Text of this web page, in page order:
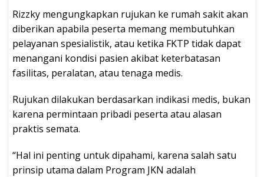
Rizzky mengungkapkan rujukan ke rumah sakit akan
diberikan apabila peserta memang membutuhkan
pelayanan spesialistik, atau ketika FKTP tidak dapat
menangani kondisi pasien akibat keterbatasan
fasilitas, peralatan, atau tenaga medis.
Rujukan dilakukan berdasarkan indikasi medis, bukan
karena permintaan pribadi peserta atau alasan
praktis semata.
“Hal ini penting untuk dipahami, karena salah satu
prinsip utama dalam Program JKN adalah